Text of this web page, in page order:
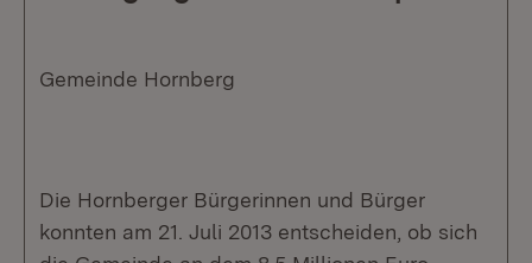
Gemeinde Hornberg
Die Hornberger Bürgerinnen und Bürger
konnten am 21. Juli 2013 entscheiden, ob sich